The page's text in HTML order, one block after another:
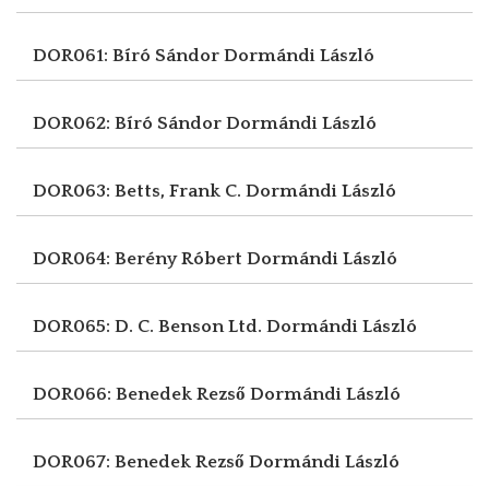
DOR061: Bíró Sándor Dormándi László
DOR062: Bíró Sándor Dormándi László
DOR063: Betts, Frank C. Dormándi László
DOR064: Berény Róbert Dormándi László
DOR065: D. C. Benson Ltd. Dormándi László
DOR066: Benedek Rezső Dormándi László
DOR067: Benedek Rezső Dormándi László